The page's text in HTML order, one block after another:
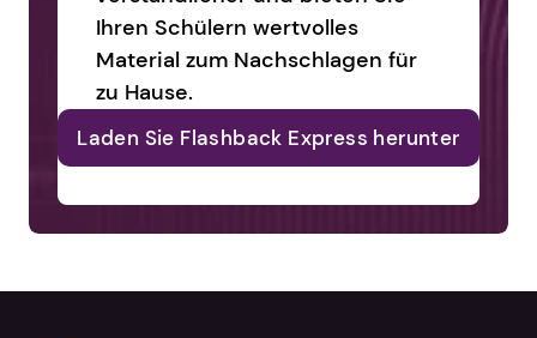
Ihren Schülern wertvolles
Material zum Nachschlagen für
zu Hause.
Laden Sie Flashback Express herunter